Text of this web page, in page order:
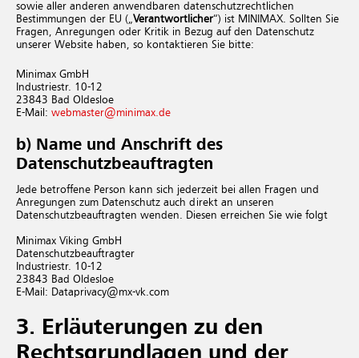
sowie aller anderen anwendbaren datenschutzrechtlichen
Bestimmungen der EU („Verantwortlicher“) ist MINIMAX. Sollten Sie
Fragen, Anregungen oder Kritik in Bezug auf den Datenschutz
unserer Website haben, so kontaktieren Sie bitte:
Minimax GmbH
Industriestr. 10-12
23843 Bad Oldesloe
E-Mail: webmaster@​minimax.​de
b) Name und Anschrift des
Datenschutzbeauftragten
Jede betroffene Person kann sich jederzeit bei allen Fragen und
Anregungen zum Datenschutz auch direkt an unseren
Datenschutzbeauftragten wenden. Diesen erreichen Sie wie folgt
Minimax Viking GmbH
Datenschutzbeauftragter
Industriestr. 10-12
23843 Bad Oldesloe
E-Mail: Dataprivacy@​mx-​vk.​com
3. Erläuterungen zu den